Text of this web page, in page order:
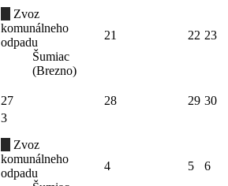
Zvoz
komunálneho
odpadu
Šumiac
(Brezno)
21 22 23
27 28 29 30
3
Zvoz
komunálneho
odpadu
4 5 6